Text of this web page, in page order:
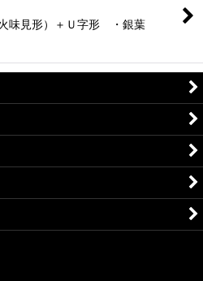
見形）＋Ｕ字形 ・銀葉